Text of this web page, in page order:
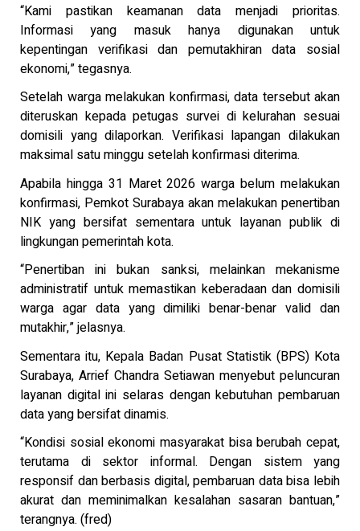
“Kami pastikan keamanan data menjadi prioritas.
Informasi yang masuk hanya digunakan untuk
kepentingan verifikasi dan pemutakhiran data sosial
ekonomi,” tegasnya.
Setelah warga melakukan konfirmasi, data tersebut akan
diteruskan kepada petugas survei di kelurahan sesuai
domisili yang dilaporkan. Verifikasi lapangan dilakukan
maksimal satu minggu setelah konfirmasi diterima.
Apabila hingga 31 Maret 2026 warga belum melakukan
konfirmasi, Pemkot Surabaya akan melakukan penertiban
NIK yang bersifat sementara untuk layanan publik di
lingkungan pemerintah kota.
“Penertiban ini bukan sanksi, melainkan mekanisme
administratif untuk memastikan keberadaan dan domisili
warga agar data yang dimiliki benar-benar valid dan
mutakhir,” jelasnya.
Sementara itu, Kepala Badan Pusat Statistik (BPS) Kota
Surabaya, Arrief Chandra Setiawan menyebut peluncuran
layanan digital ini selaras dengan kebutuhan pembaruan
data yang bersifat dinamis.
“Kondisi sosial ekonomi masyarakat bisa berubah cepat,
terutama di sektor informal. Dengan sistem yang
responsif dan berbasis digital, pembaruan data bisa lebih
akurat dan meminimalkan kesalahan sasaran bantuan,”
terangnya. (fred)